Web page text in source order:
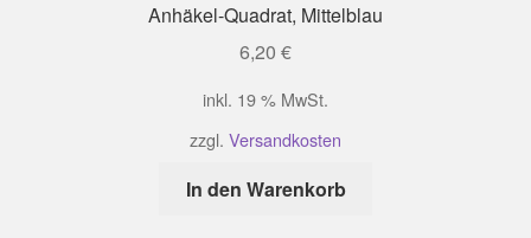
Anhäkel-Quadrat, Mittelblau
6,20 €
inkl. 19 % MwSt.
zzgl. Versandkosten
In den Warenkorb